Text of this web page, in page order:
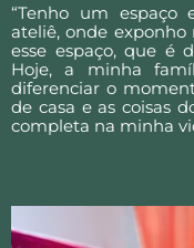
“Tenho um
ateliê, onde exponho
esse espaço, que é
Hoje, a minha
diferenciar o
de casa e as coisas
completa na minha